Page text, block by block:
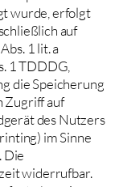
wurde, erfolgt
auf
1 lit. a
1 TDDDG,
die Speicherung
Zugriff auf
des Nutzers
im Sinne
Die
widerrufbar.